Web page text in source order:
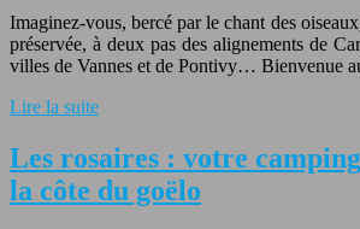
Imaginez-vous, bercé par le chant des
préservée, à deux pas des alignements de
villes de Vannes et de Pontivy… Bienvenue
Lire la suite
Les rosaires : votre
la côte du goëlo